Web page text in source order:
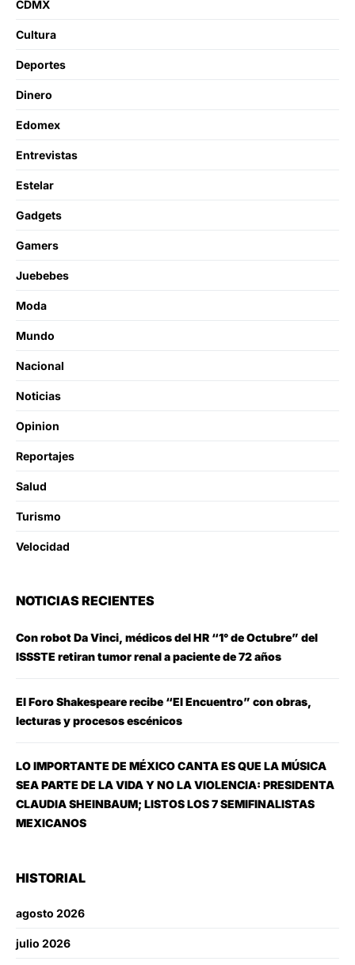
CDMX
Cultura
Deportes
Dinero
Edomex
Entrevistas
Estelar
Gadgets
Gamers
Juebebes
Moda
Mundo
Nacional
Noticias
Opinion
Reportajes
Salud
Turismo
Velocidad
NOTICIAS RECIENTES
Con robot Da Vinci, médicos del HR “1° de Octubre” del
ISSSTE retiran tumor renal a paciente de 72 años
El Foro Shakespeare recibe “El Encuentro” con obras,
lecturas y procesos escénicos
LO IMPORTANTE DE MÉXICO CANTA ES QUE LA MÚSICA
SEA PARTE DE LA VIDA Y NO LA VIOLENCIA: PRESIDENTA
CLAUDIA SHEINBAUM; LISTOS LOS 7 SEMIFINALISTAS
MEXICANOS
HISTORIAL
agosto 2026
julio 2026